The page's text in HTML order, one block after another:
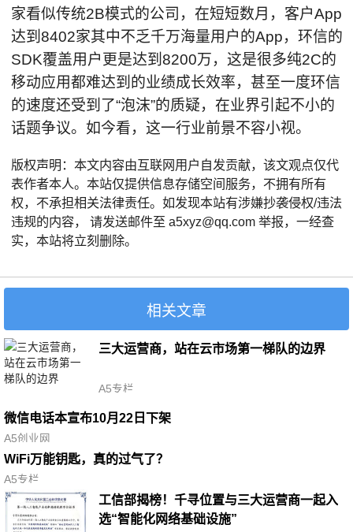
家看似传统2B模式的公司，在短短数月，客户App
达到8402家其中不乏千万海量用户的App，环信的
SDK覆盖用户更是达到8200万，这是很多纯2C的
移动应用都难达到的业绩成长效率，甚至一度环信
的速度还受到了“泡沫”的质疑，在业界引起不小的
话题争议。如今看，这一行业前景不容小视。
版权声明：本文内容由互联网用户自发贡献，该文观点仅代
表作者本人。本站仅提供信息存储空间服务，不拥有所有
权，不承担相关法律责任。如发现本站有涉嫌抄袭侵权/违法
违规的内容， 请发送邮件至 a5xyz@qq.com 举报，一经查
实，本站将立刻删除。
相关文章
三大运营商，站在云市场第一梯队的边界
A5专栏
微信电话本宣布10月22日下架
A5创业网
WiFi万能钥匙，真的过气了？
A5专栏
工信部揭榜！千寻位置与三大运营商一起入
选“智能化网络基础设施”